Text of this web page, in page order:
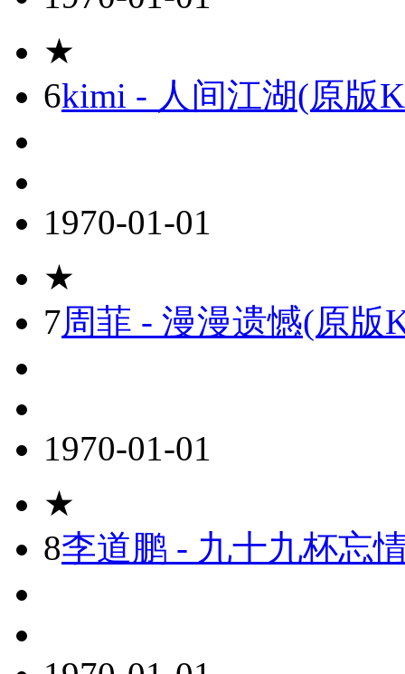
★
6kimi - 人间江湖(原版
1970-01-01
★
7周菲 - 漫漫遗憾(原版
1970-01-01
★
8李道鹏 - 九十九杯忘